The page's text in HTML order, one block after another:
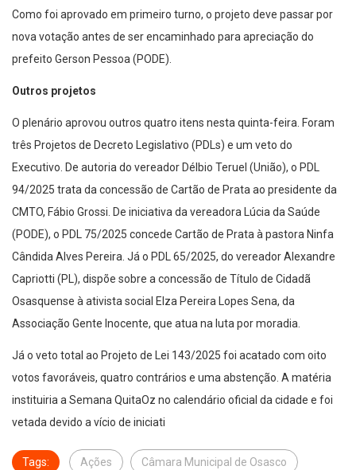
Como foi aprovado em primeiro turno, o projeto deve passar por
nova votação antes de ser encaminhado para apreciação do
prefeito Gerson Pessoa (PODE).
Outros projetos
O plenário aprovou outros quatro itens nesta quinta-feira. Foram
três Projetos de Decreto Legislativo (PDLs) e um veto do
Executivo. De autoria do vereador Délbio Teruel (União), o PDL
94/2025 trata da concessão de Cartão de Prata ao presidente da
CMTO, Fábio Grossi. De iniciativa da vereadora Lúcia da Saúde
(PODE), o PDL 75/2025 concede Cartão de Prata à pastora Ninfa
Cândida Alves Pereira. Já o PDL 65/2025, do vereador Alexandre
Capriotti (PL), dispõe sobre a concessão de Título de Cidadã
Osasquense à ativista social Elza Pereira Lopes Sena, da
Associação Gente Inocente, que atua na luta por moradia.
Já o veto total ao Projeto de Lei 143/2025 foi acatado com oito
votos favoráveis, quatro contrários e uma abstenção. A matéria
instituiria a Semana QuitaOz no calendário oficial da cidade e foi
vetada devido a vício de iniciati
Tags: Ações Câmara Municipal de Osasco